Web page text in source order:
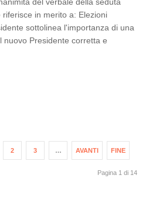
in merito a: Elezioni
sottolinea l'importanza di una
nuovo Presidente corretta e
2 3 … AVANTI FINE
Pagina 1 di 14